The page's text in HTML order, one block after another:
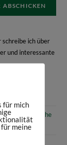
ich über
und interessante
für mich
meine